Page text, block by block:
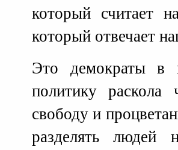
который считает
который отвечает
Это демократы в
политику
свободу и
разделять людей